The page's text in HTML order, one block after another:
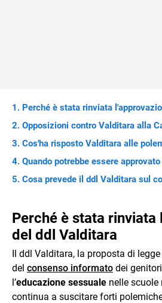
Perché è stata rinviata
Opposizioni contro Valditara alla
Cos'ha risposto Valditara alle
Quando potrebbe essere
Cosa prevede il ddl Valditara sul
Perché è stata rinviata
del ddl Valditara
Il ddl Valditara, la proposta di legge
del consenso informato dei
l’educazione sessuale nelle scuole
continua a suscitare forti